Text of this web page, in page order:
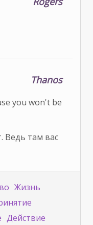
Thanos
you won't be
Ведь там вас
Жизнь
Действие